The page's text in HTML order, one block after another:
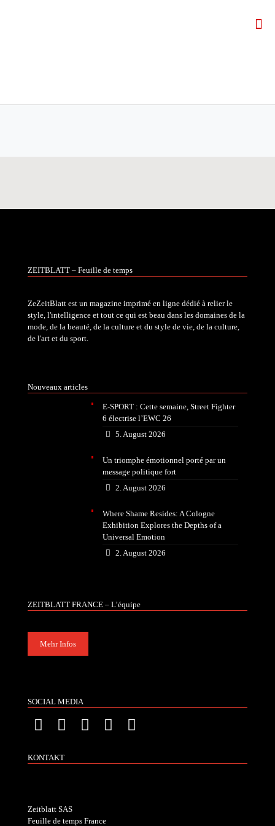
ZEITBLATT – Feuille de temps
ZeZeitBlatt est un magazine imprimé en ligne dédié à relier le
style, l'intelligence et tout ce qui est beau dans les domaines de la
mode, de la beauté, de la culture et du style de vie, de la culture,
de l'art et du sport.
Nouveaux articles
E-SPORT : Cette semaine, Street Fighter
6 électrise l’EWC 26
5. August 2026
Un triomphe émotionnel porté par un
message politique fort
2. August 2026
Where Shame Resides: A Cologne
Exhibition Explores the Depths of a
Universal Emotion
2. August 2026
ZEITBLATT FRANCE – L’équipe
Mehr Infos
SOCIAL MEDIA
KONTAKT
Zeitblatt SAS
Feuille de temps France